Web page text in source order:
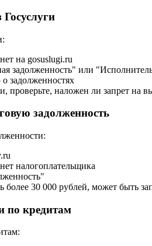
на gosuslugi.ru
задолженность" или
задолженностях
проверьте, наложен ли запрет на
задолженность
налогоплательщика
более 30 000 рублей, может быть
по кредитам